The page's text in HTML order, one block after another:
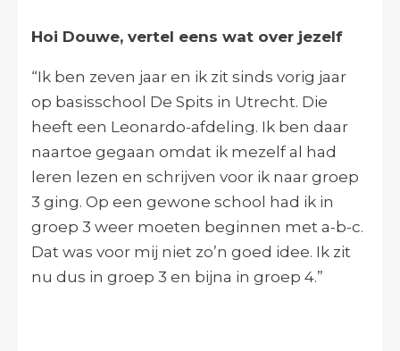
Hoi Douwe, vertel eens wat over jezelf
“Ik ben zeven jaar en ik zit sinds vorig jaar
op basisschool De Spits in Utrecht. Die
heeft een Leonardo-afdeling. Ik ben daar
naartoe gegaan omdat ik mezelf al had
leren lezen en schrijven voor ik naar groep
3 ging. Op een gewone school had ik in
groep 3 weer moeten beginnen met a-b-c.
Dat was voor mij niet zo’n goed idee. Ik zit
nu dus in groep 3 en bijna in groep 4.”